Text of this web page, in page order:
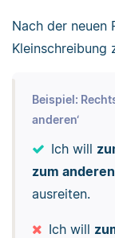
Nach der neuen
Kleinschreibung
Beispiel:
anderen‘
Ich will
zum anderen
ausreiten.
Ich will